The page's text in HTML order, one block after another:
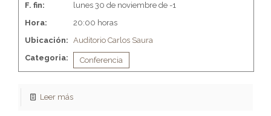
F. fin:
lunes 30 de noviembre de -1
Hora:
20:00 horas
Ubicación: Auditorio Carlos Saura
Categoria:
Conferencia
Leer más